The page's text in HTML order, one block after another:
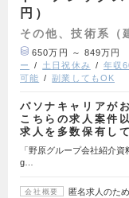
円）
その他、技術系（
650万円 ～ 849万円
ー
土日祝休み 年収
可能
副業してもOK
パソナキャリアが
こちらの求人案件
求人を多数保有し
「野原グループ会社紹介
g…
会社概要
匿名求人のた